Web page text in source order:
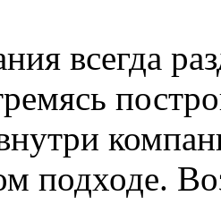
всегда
подходе.